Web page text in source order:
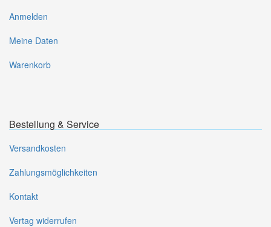
Anmelden
Meine Daten
Warenkorb
Bestellung & Service
Versandkosten
Zahlungsmöglichkeiten
Kontakt
Vertag widerrufen